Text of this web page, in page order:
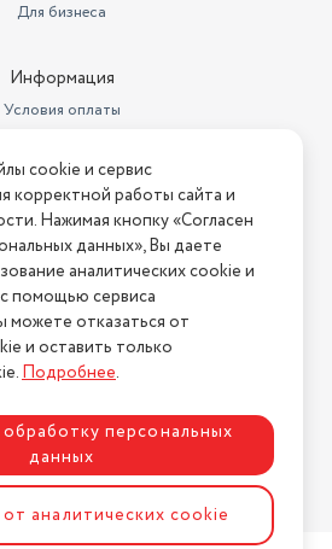
Для бизнеса
Информация
Условия оплаты
возврата
на сайте? Напишите нам
"АстМаркет". У нас есть всё!
конфиденциальности
сайтаASTDESIGN
cookie и сервис
корректной работы сайта и
Нажимая кнопку «Согласен
данных», Вы даете
аналитических cookie и
помощью сервиса
можете отказаться от
и оставить только
Подробнее.
персональных
данных
аналитических cookie